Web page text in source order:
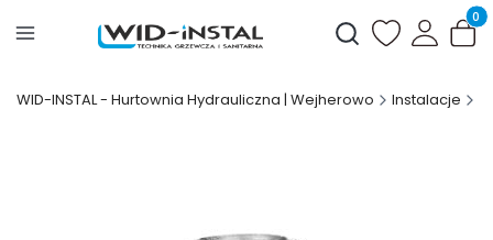
Otwórz
WID-INSTAL - Hurtownia Hydrauliczna | Wejherowo Instalacje